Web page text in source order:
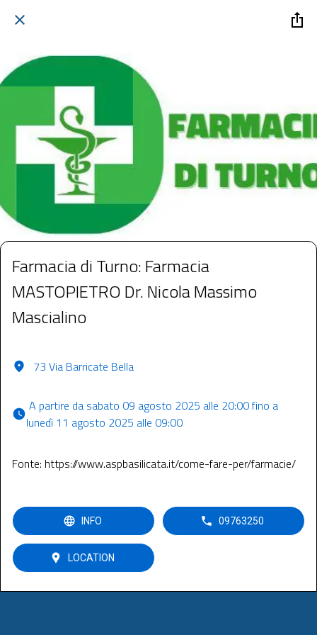
Farmacia di Turno: Farmacia
MASTOPIETRO Dr. Nicola Massimo
Mascialino
73 Via Barricate Bella
lunedì 11 agosto 2025 alle 09:00
Fonte: https://www.aspbasilicata.it/come-fare-per/farmacie/
INFO 09763250
LOCATION